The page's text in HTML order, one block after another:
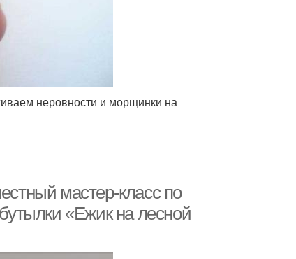
неровности и морщинки на
мастер-класс по
«Ежик на лесной